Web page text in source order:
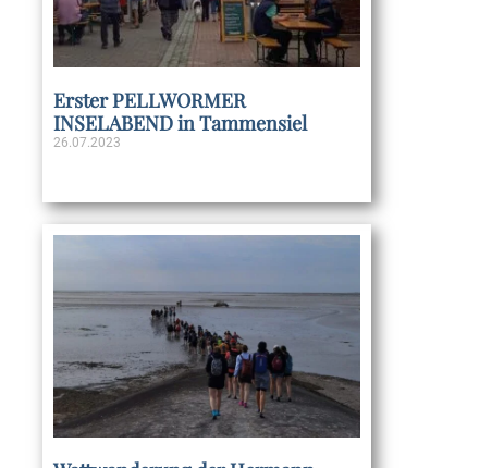
Erster PELLWORMER
INSELABEND in Tammensiel
26.07.2023